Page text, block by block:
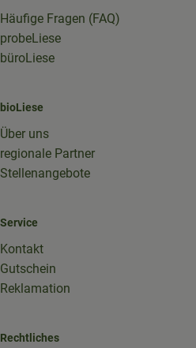
Häufige Fragen (FAQ)
probeLiese
büroLiese
bioLiese
Über uns
regionale Partner
Stellenangebote
Service
Kontakt
Gutschein
Reklamation
Rechtliches